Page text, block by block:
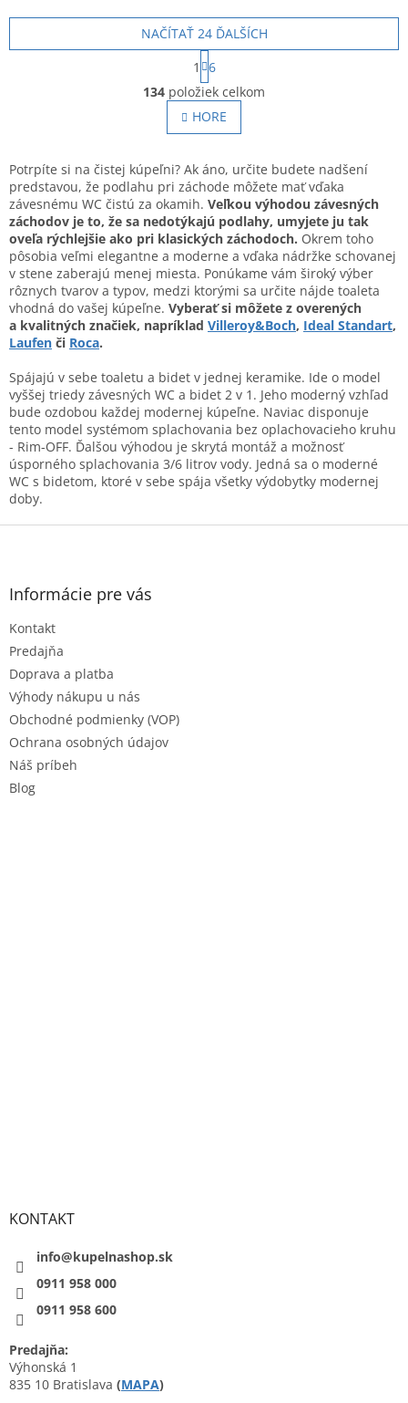
sedadlo. Kvalitné a úsporné
5660HR01.
O
v
l
á
a
c
i
e
p
r
v
k
y
v
i
s
u
NAČÍTAŤ 24 ĎALŠÍCH
S
t
r
á
n
k
v
a
n
i
e
1
6
134 položiek celkom
HORE
Potrpíte si na čistej kúpeľni? Ak áno, určite budete nadšení
predstavou, že podlahu pri záchode môžete mať vďaka
závesnému WC čistú za okamih. Veľkou výhodou závesných
záchodov je to, že sa nedotýkajú podlahy, umyjete ju tak
oveľa rýchlejšie ako pri klasických záchodoch. Okrem toho
pôsobia veľmi elegantne a moderne a vďaka nádržke schovanej
v stene zaberajú menej miesta. Ponúkame vám široký výber
rôznych tvarov a typov, medzi ktorými sa určite nájde toaleta
vhodná do vašej kúpeľne. Vyberať si môžete z overených
a kvalitných značiek, napríklad Villeroy&Boch, Ideal Standart,
Laufen či Roca.
Spájajú v sebe toaletu a bidet v jednej keramike. Ide o model
vyššej triedy závesných WC a bidet 2 v 1. Jeho moderný vzhľad
bude ozdobou každej modernej kúpeľne. Naviac disponuje
tento model systémom splachovania bez oplachovacieho kruhu
- Rim-OFF. Ďalšou výhodou je skrytá montáž a možnosť
úsporného splachovania 3/6 litrov vody. Jedná sa o moderné
WC s bidetom, ktoré v sebe spája všetky výdobytky modernej
doby.
Z
Informácie pre vás
Kontakt
Predajňa
Doprava a platba
Výhody nákupu u nás
Obchodné podmienky (VOP)
Ochrana osobných údajov
Náš príbeh
Blog
KONTAKT
info@kupelnashop.sk
0911 958 000
0911 958 600
Predajňa:
Výhonská 1
835 10 Bratislava (MAPA)